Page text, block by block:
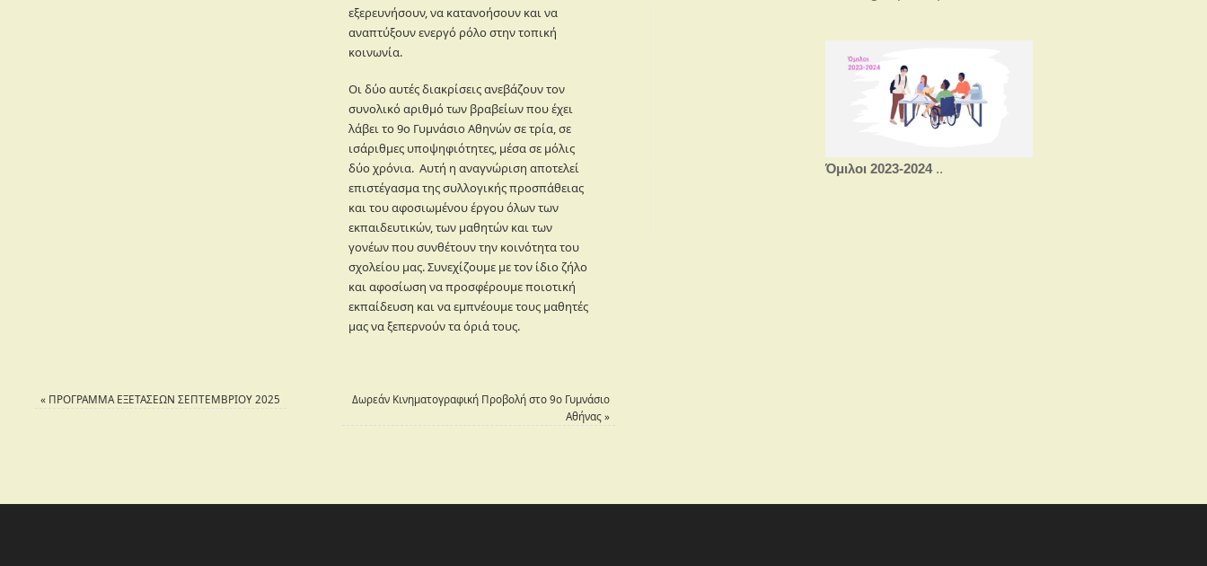
εξερευνήσουν, να κατανοήσουν και να
αναπτύξουν ενεργό ρόλο στην τοπική
κοινωνία.
Οι δύο αυτές διακρίσεις ανεβάζουν τον
συνολικό αριθμό των βραβείων που έχει
λάβει το 9ο Γυμνάσιο Αθηνών σε τρία, σε
ισάριθμες υποψηφιότητες, μέσα σε μόλις
δύο χρόνια. Αυτή η αναγνώριση αποτελεί
επιστέγασμα της συλλογικής προσπάθειας
και του αφοσιωμένου έργου όλων των
εκπαιδευτικών, των μαθητών και των
γονέων που συνθέτουν την κοινότητα του
σχολείου μας. Συνεχίζουμε με τον ίδιο ζήλο
και αφοσίωση να προσφέρουμε ποιοτική
εκπαίδευση και να εμπνέουμε τους μαθητές
μας να ξεπερνούν τα όριά τους.
« ΠΡΟΓΡΑΜΜΑ ΕΞΕΤΑΣΕΩΝ ΣΕΠΤΕΜΒΡΙΟΥ 2025
Δωρεάν Κινηματογραφική Προβολή στο 9ο Γυμνάσιο
Αθήνας»
Όμιλοι 2023-2024..